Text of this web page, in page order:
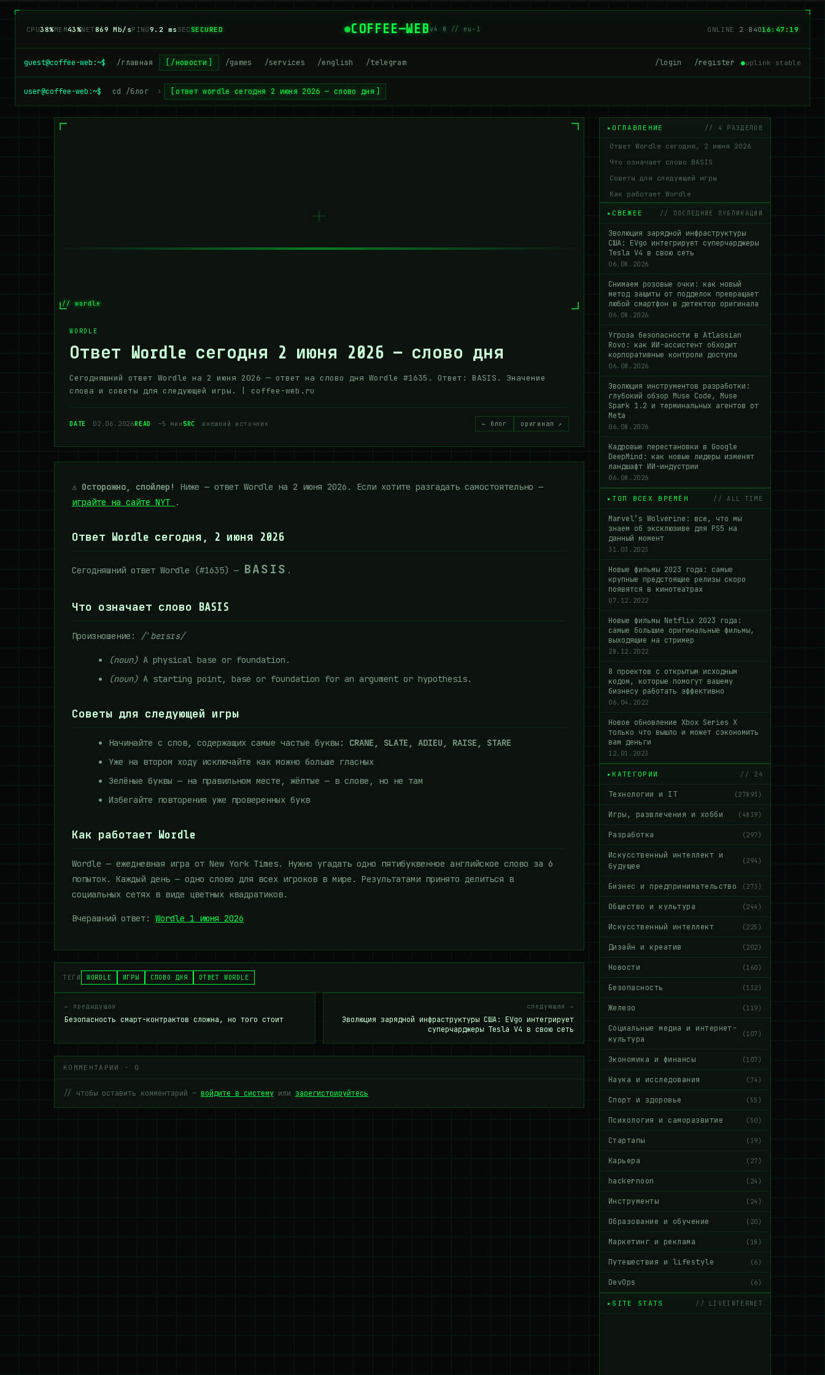
CPU36%MEM42%NET882 Mb/sPING9.2 ms SECSECURED COFFEE—WEBv4.0 // eu-1 ONLINE 2 83316:47:20
guest@coffee-web:~$ /главная /новости /games /services /english /telegram /login /register ●uplink stable
user@coffee-web:~$ cd /блог › ответ wordle сегодня 2 июня 2026 — слово дня
// wordle
WORDLE
Ответ Wordle сегодня 2 июня 2026 — слово дня
Сегодняшний ответ Wordle на 2 июня 2026 — ответ на слово дня Wordle #1635. Ответ: BASIS. Значение
слова и советы для следующей игры. | coffee-web.ru
DATE 02.06.2026READ ~5 минSRC внешний источник ← блог оригинал ↗
⚠️ Осторожно, спойлер!
Ниже — ответ Wordle на 2 июня 2026. Если хотите разгадать самостоятельно —
играйте на сайте NYT
.
Ответ Wordle сегодня, 2 июня 2026
Сегодняшний ответ Wordle (#1635) — BASIS .
Что означает слово BASIS
Произношение: /ˈbeɪsɪs/
(noun) A physical base or foundation.
(noun) A starting point, base or foundation for an argument or hypothesis.
Советы для следующей игры
Начинайте с слов, содержащих самые частые буквы: CRANE, SLATE, ADIEU, RAISE, STARE
Уже на втором ходу исключайте как можно больше гласных
Зелёные буквы — на правильном месте, жёлтые — в слове, но не там
Избегайте повторения уже проверенных букв
Как работает Wordle
Wordle — ежедневная игра от New York Times. Нужно угадать одно пятибуквенное английское слово за 6
попыток. Каждый день — одно слово для всех игроков в мире. Результатами принято делиться в
социальных сетях в виде цветных квадратиков.
Вчерашний ответ: Wordle 1 июня 2026
ТЕГИ WORDLE ИГРЫ СЛОВО ДНЯ ОТВЕТ WORDLE
← предыдущая
Безопасность смарт-контрактов сложна, но того стоит
следующая →
Эволюция зарядной инфраструктуры США: EVgo интегрирует
суперчарджеры Tesla V4 в свою сеть
КОММЕНТАРИИ · 0
// чтобы оставить комментарий — войдите в систему или зарегистрируйтесь
ОГЛАВЛЕНИЕ // 4 РАЗДЕЛОВ
Ответ Wordle сегодня, 2 июня 2026
Что означает слово BASIS
Советы для следующей игры
Как работает Wordle
СВЕЖЕЕ // ПОСЛЕДНИЕ ПУБЛИКАЦИИ
Эволюция зарядной инфраструктуры
США: EVgo интегрирует суперчарджеры
Tesla V4 в свою сеть
06.08.2026
Снимаем розовые очки: как новый
метод защиты от подделок превращает
любой смартфон в детектор оригинала
06.08.2026
Угроза безопасности в Atlassian
Rovo: как ИИ-ассистент обходит
корпоративные контроли доступа
06.08.2026
Эволюция инструментов разработки:
глубокий обзор Muse Code, Muse
Spark 1.2 и терминальных агентов от
Meta
06.08.2026
Кадровые перестановки в Google
DeepMind: как новые лидеры изменят
ландшафт ИИ-индустрии
06.08.2026
ТОП ВСЕХ ВРЕМЁН // ALL TIME
Marvel’s Wolverine: все, что мы
знаем об эксклюзиве для PS5 на
данный момент
31.03.2023
Новые фильмы 2023 года: самые
крупные предстоящие релизы скоро
появятся в кинотеатрах
07.12.2022
Новые фильмы Netflix 2023 года:
самые большие оригинальные фильмы,
выходящие на стример
28.12.2022
8 проектов с открытым исходным
кодом, которые помогут вашему
бизнесу работать эффективно
06.04.2022
Новое обновление Xbox Series X
только что вышло и может сэкономить
вам деньги
12.01.2023
КАТЕГОРИИ // 24
Технологии и IT (27893)
Игры, развлечения и хобби (4839)
Разработка (297)
Искусственный интеллект и
будущее
(294)
Бизнес и предпринимательство (273)
Общество и культура (244)
Искусственный интеллект (225)
Дизайн и креатив (202)
Новости (160)
Безопасность (132)
Железо (119)
Социальные медиа и интернет-
культура
(107)
Экономика и финансы (107)
Наука и исследования (74)
Спорт и здоровье (55)
Психология и саморазвитие (50)
Стартапы (39)
Карьера (27)
hackernoon (24)
Инструменты (24)
Образование и обучение (20)
Маркетинг и реклама (18)
Путешествия и lifestyle (6)
DevOps (6)
SITE STATS // LIVEINTERNET